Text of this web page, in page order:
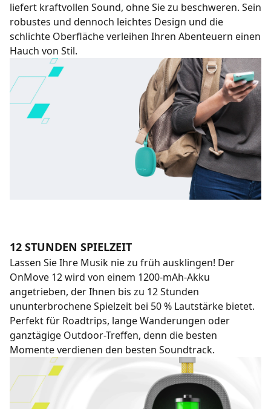
liefert kraftvollen Sound, ohne Sie zu beschweren. Sein
robustes und dennoch leichtes Design und die
schlichte Oberfläche verleihen Ihren Abenteuern einen
Hauch von Stil.
12 STUNDEN SPIELZEIT
Lassen Sie Ihre Musik nie zu früh ausklingen! Der
OnMove 12 wird von einem 1200-mAh-Akku
angetrieben, der Ihnen bis zu 12 Stunden
ununterbrochene Spielzeit bei 50 % Lautstärke bietet.
Perfekt für Roadtrips, lange Wanderungen oder
ganztägige Outdoor-Treffen, denn die besten
Momente verdienen den besten Soundtrack.